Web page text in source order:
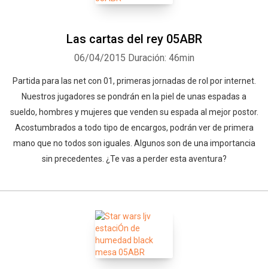
Las cartas del rey 05ABR
06/04/2015 Duración: 46min
Partida para las net con 01, primeras jornadas de rol por internet.
Nuestros jugadores se pondrán en la piel de unas espadas a
sueldo, hombres y mujeres que venden su espada al mejor postor.
Acostumbrados a todo tipo de encargos, podrán ver de primera
mano que no todos son iguales. Algunos son de una importancia
sin precedentes. ¿Te vas a perder esta aventura?